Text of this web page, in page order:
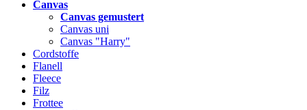
Canvas
Canvas gemustert
Canvas uni
Canvas "Harry"
Cordstoffe
Flanell
Fleece
Filz
Frottee